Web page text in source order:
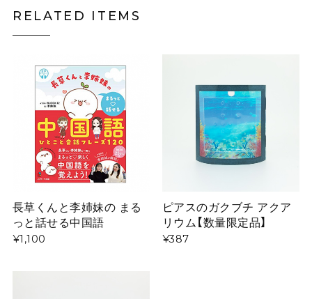
RELATED ITEMS
長草くんと李姉妹の まる
っと話せる中国語
¥1,100
ピアスのガクブチ アクア
リウム【数量限定品】
¥387